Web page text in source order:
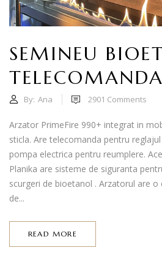
SEMINEU
TELECOMANDA
By: Ana 2901 Comments
Arzator PrimeFire 990+ integrat in
sticla. Are telecomanda pentru
pompa electrica pentru reumplere.
Planika are sisteme de siguranta
scurgeri de bioetanol . Arzatorul are
de...
READ MORE